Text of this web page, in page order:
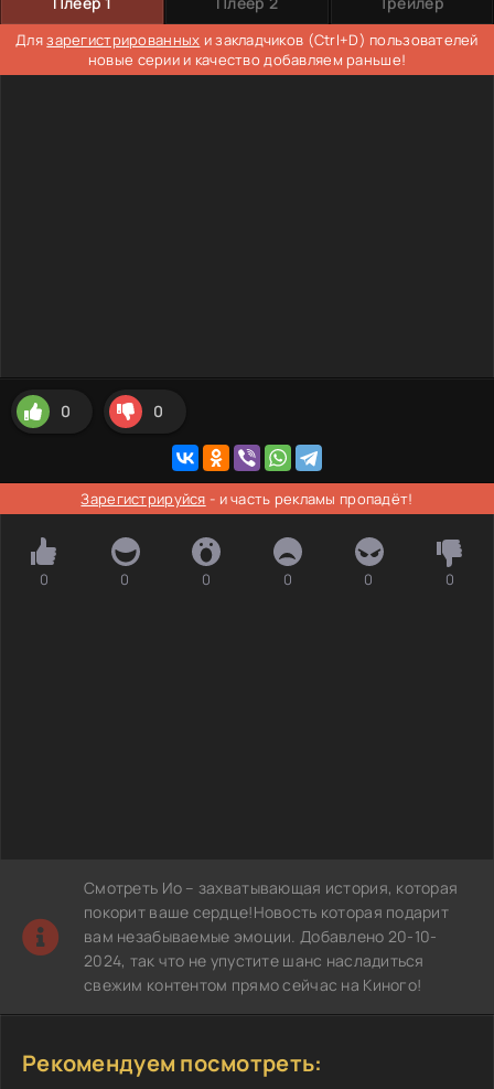
Длязарегистрированных и закладчиков (Ctrl+D) пользователей
новые серии и качество добавляем раньше!
0 0
Зарегистрируйся - и часть рекламы пропадёт!
0 0 0 0 0 0
Смотреть Ио – захватывающая история, которая
покорит ваше сердце!Новость которая подарит
вам незабываемые эмоции. Добавлено 20-10-
2024, так что не упустите шанс насладиться
свежим контентом прямо сейчас на Киного!
Рекомендуем посмотреть: